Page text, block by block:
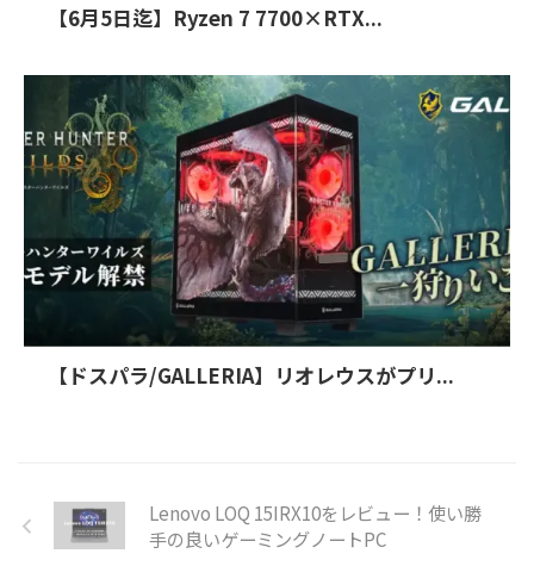
【6月5日迄】Ryzen 7 7700×RTX...
【ドスパラ/GALLERIA】リオレウスがプリ...
Lenovo LOQ 15IRX10をレビュー！使い勝
手の良いゲーミングノートPC